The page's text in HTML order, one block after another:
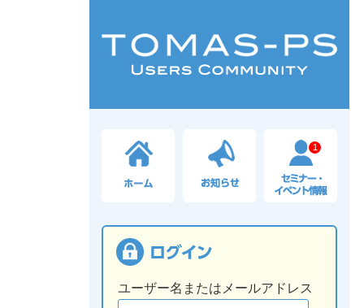
1
ユーザー名またはメールアドレス